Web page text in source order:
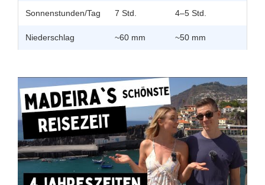
Sonnenstunden/Tag 7 Std. 4–5 Std.
Niederschlag ~60 mm ~50 mm